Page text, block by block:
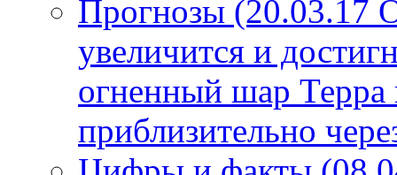
Прогнозы (20.03.17
увеличится и
огненный шар Терра
приблизительно